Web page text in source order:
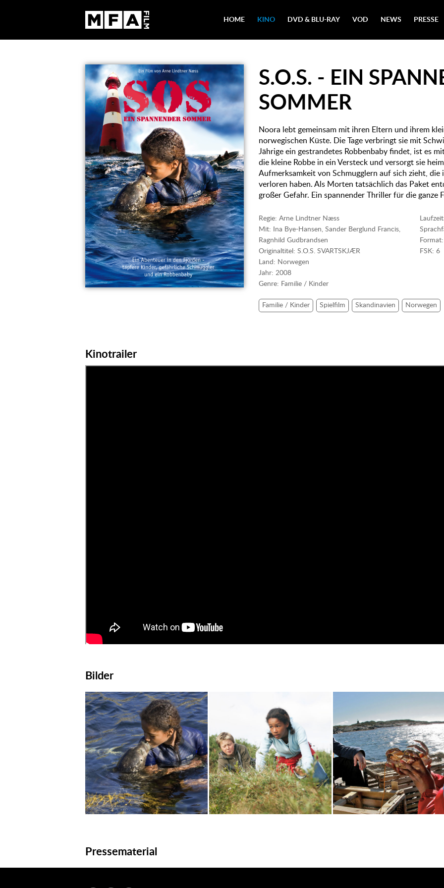
HOME KINO DVD & BLU-RAY VOD NEWS PRESSE
S.O.S. - EIN
SOMMER
Noora lebt gemeinsam mit ihren Eltern und ihrem
norwegischen Küste. Die Tage verbringt sie mit
Jährige ein gestrandetes Robbenbaby findet, ist es
die kleine Robbe in ein Versteck und versorgt sie
Aufmerksamkeit von Schmugglern auf sich zieht,
verloren haben. Als Morten tatsächlich das Paket
großer Gefahr. Ein spannender Thriller für die ganze
Regie: Arne Lindtner Næss
Mit: Ina Bye-Hansen, Sander Berglund Francis,
Ragnhild Gudbrandsen
Originaltitel: S.O.S. SVARTSKJÆR
Land: Norwegen
Jahr: 2008
Genre: Familie / Kinder
FSK: 6
Familie / Kinder Spielfilm Skandinavien Norwegen
Kinotrailer
Bilder
Pressematerial